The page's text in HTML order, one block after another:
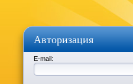
Авторизация
E-mail: